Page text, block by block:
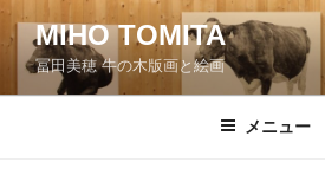
コ
ン
ン
MIHO TOMITA
冨田美穂 牛の木版画と絵画
メニュー